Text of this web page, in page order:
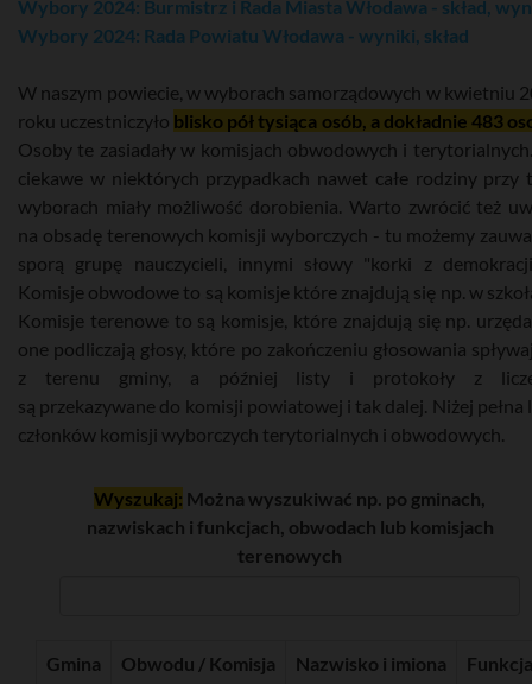
Wybory 2024: Burmistrz i Rada Miasta Włodawa - skład,
Wybory 2024: Rada Powiatu Włodawa - wyniki, skład
W naszym powiecie, w wyborach samorządowych w kwietniu
roku uczestniczyło blisko pół tysiąca osób, a dokładnie 483
Osoby te zasiadały w komisjach obwodowych i
ciekawe w niektórych przypadkach nawet całe rodziny przy
wyborach miały możliwość dorobienia. Warto zwrócić też
na obsadę terenowych komisji wyborczych - tu możemy
sporą grupę nauczycieli, innymi słowy "korki z
Komisje obwodowe to są komisje które znajdują się np. w
Komisje terenowe to są komisje, które znajdują się np.
one podliczają głosy, które po zakończeniu głosowania
z terenu gminy, a później listy i protokoły z
są przekazywane do komisji powiatowej i tak dalej. Niżej pełna
członków komisji wyborczych terytorialnych i obwodowych.
Wyszukaj: Można wyszukiwać np. po gminach,
nazwiskach i funkcjach, obwodach lub komisjach
terenowych
Gmina Obwodu / Komisja Nazwisko i imiona Funkcja